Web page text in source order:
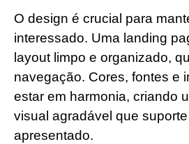
O design é crucial para
interessado. Uma landing
layout limpo e organizado,
navegação. Cores, fontes e
estar em harmonia, criando
visual agradável que
apresentado.